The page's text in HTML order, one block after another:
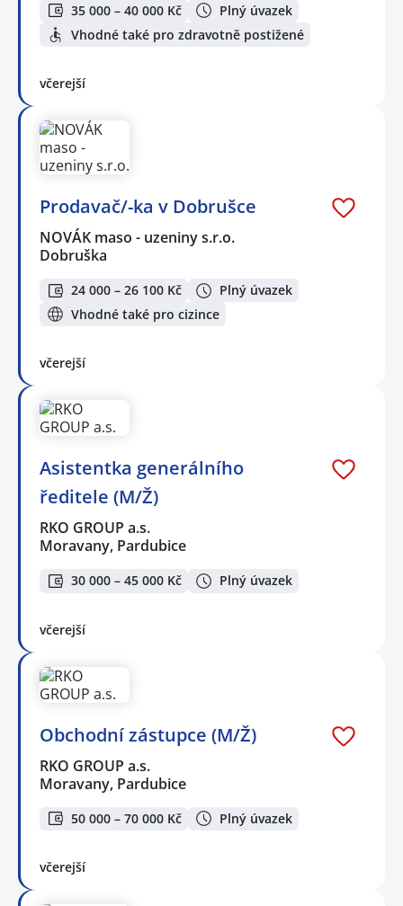
35 000 – 40 000 Kč
Plný úvazek
Vhodné také pro zdravotně postižené
včerejší
Prodavač/-ka v Dobrušce
NOVÁK maso - uzeniny s.r.o.
Dobruška
24 000 – 26 100 Kč
Plný úvazek
Vhodné také pro cizince
včerejší
Asistentka generálního
ředitele (M/Ž)
RKO GROUP a.s.
Moravany, Pardubice
30 000 – 45 000 Kč Plný úvazek
včerejší
Obchodní zástupce (M/Ž)
RKO GROUP a.s.
Moravany, Pardubice
50 000 – 70 000 Kč Plný úvazek
včerejší